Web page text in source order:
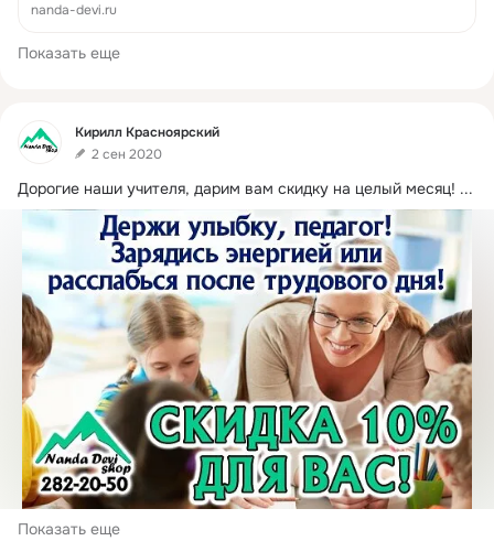
nanda-devi.ru
Показать еще
Фид
Кирилл Красноярский
2 сен 2020
Дорогие наши учителя, дарим вам скидку на целый месяц! ...
Показать еще